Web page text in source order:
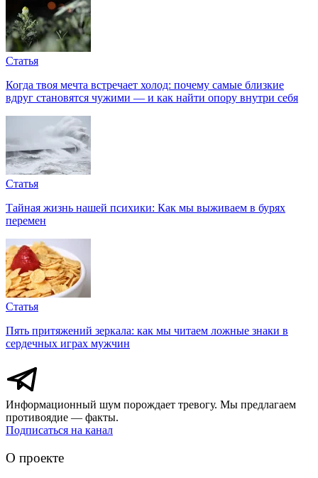
Статья
Когда твоя мечта встречает холод: почему самые близкие
вдруг становятся чужими — и как найти опору внутри себя
Статья
Тайная жизнь нашей психики: Как мы выживаем в бурях
перемен
Статья
Пять притяжений зеркала: как мы читаем ложные знаки в
сердечных играх мужчин
Информационный шум порождает тревогу. Мы предлагаем
противоядие — факты.
Подписаться на канал
О проекте